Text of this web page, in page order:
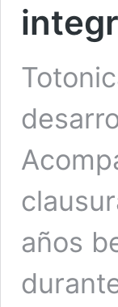
años